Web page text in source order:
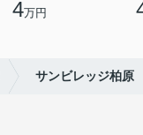
4万円
サンビレッジ柏原